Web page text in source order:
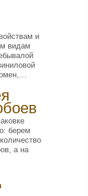
и
видам
берем
а на